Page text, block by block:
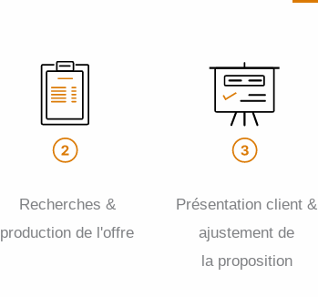
Recherches &
production de l'offre
Présentation client &
ajustement de
la proposition